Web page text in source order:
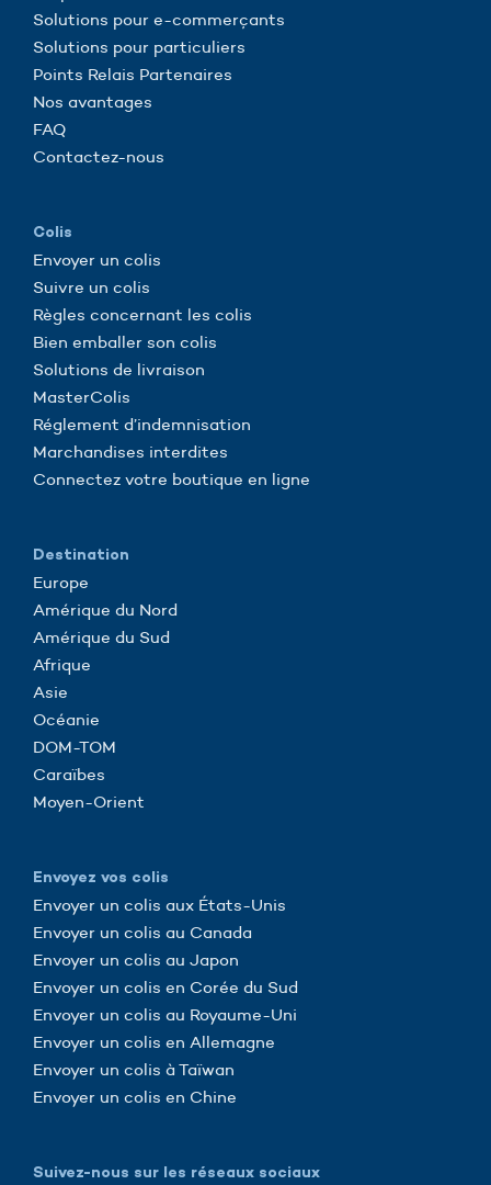
Solutions pour e-commerçants
Solutions pour particuliers
Points Relais Partenaires
Nos avantages
FAQ
Contactez-nous
Colis
Envoyer un colis
Suivre un colis
Règles concernant les colis
Bien emballer son colis
Solutions de livraison
MasterColis
Réglement d’indemnisation
Marchandises interdites
Connectez votre boutique en ligne
Destination
Europe
Amérique du Nord
Amérique du Sud
Afrique
Asie
Océanie
DOM-TOM
Caraïbes
Moyen-Orient
Envoyez vos colis
Envoyer un colis aux États-Unis
Envoyer un colis au Canada
Envoyer un colis au Japon
Envoyer un colis en Corée du Sud
Envoyer un colis au Royaume-Uni
Envoyer un colis en Allemagne
Envoyer un colis à Taïwan
Envoyer un colis en Chine
Suivez-nous sur les réseaux sociaux